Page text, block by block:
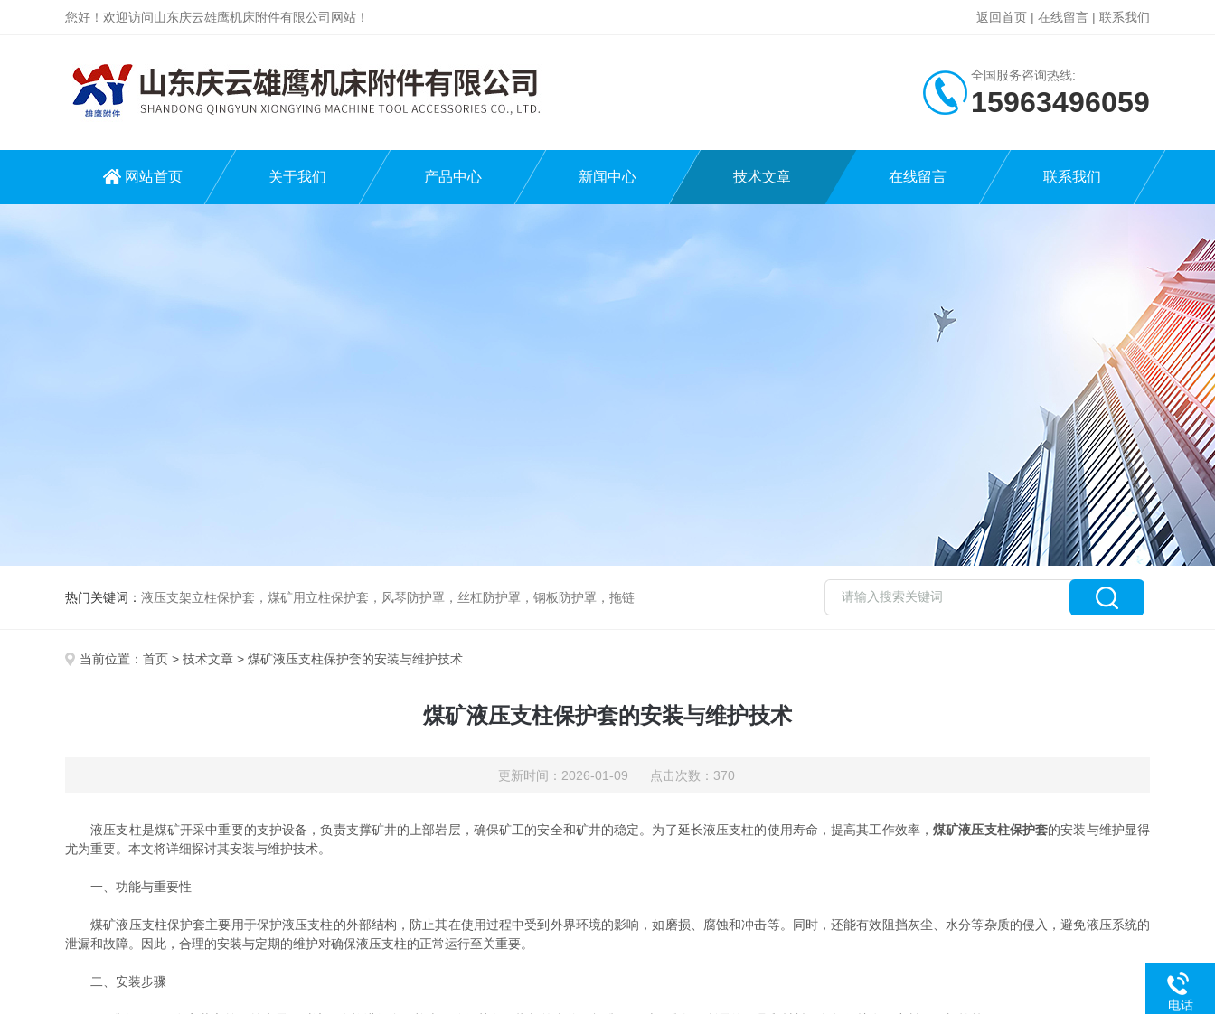
您好！欢迎访问山东庆云雄鹰机床附件有限公司网站！ 返回首页 | 在线留言 | 联系我们
全国服务咨询热线:
15963496059
网站首页 关于我们 产品中心 新闻中心 技术文章 在线留言 联系我们
热门关键词： 液压支架立柱保护套，煤矿用立柱保护套，风琴防护罩，丝杠防护罩，钢板防护罩，拖链
当前位置： 首页 > 技术文章 > 煤矿液压支柱保护套的安装与维护技术
煤矿液压支柱保护套的安装与维护技术
更新时间：2026-01-09 点击次数：370
液压支柱是煤矿开采中重要的支护设备，负责支撑矿井的上部岩层，确保矿工的安全和矿井的稳定。为了延长液压支柱的使用寿命，提高其工作效率，煤矿液压支柱保护套的安装与维护显得
尤为重要。本文将详细探讨其安装与维护技术。
一、功能与重要性
煤矿液压支柱保护套主要用于保护液压支柱的外部结构，防止其在使用过程中受到外界环境的影响，如磨损、腐蚀和冲击等。同时，还能有效阻挡灰尘、水分等杂质的侵入，避免液压系统的
泄漏和故障。因此，合理的安装与定期的维护对确保液压支柱的正常运行至关重要。
二、安装步骤
电话